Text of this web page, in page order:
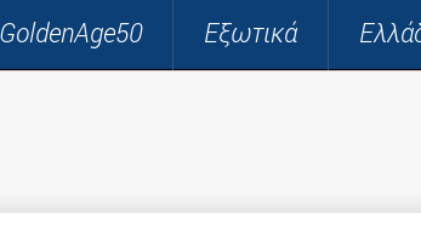
GoldenAge50 Εξωτικά